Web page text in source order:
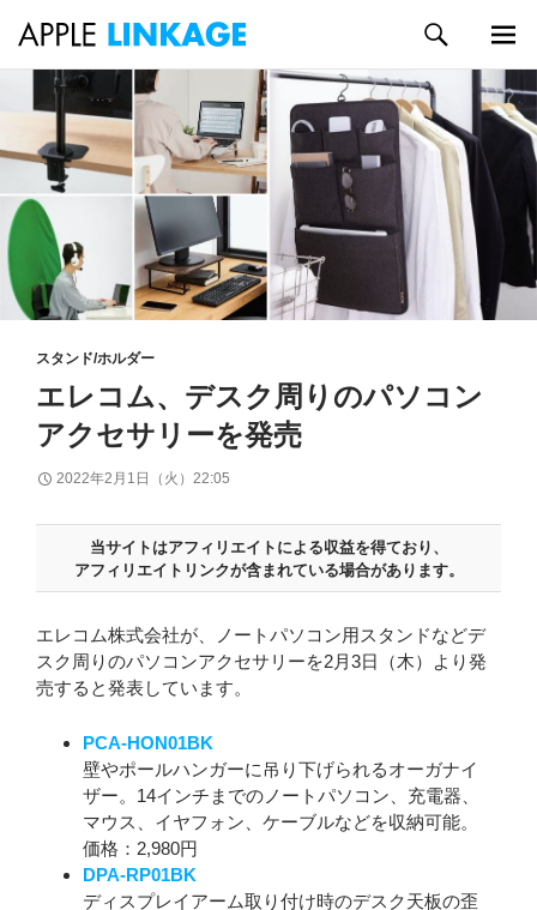
ン
へ
ス
キ
ッ
プ
索
メニュ
ー
スタンド/ホルダー
エレコム、デスク周りのパソコン
アクセサリーを発売
2022年2月1日（火）22:05
当サイトはアフィリエイトによる収益を得ており、
アフィリエイトリンクが含まれている場合があります。
エレコム株式会社が、ノートパソコン用スタンドなどデ
スク周りのパソコンアクセサリーを2月3日（木）より発
売すると発表しています。
PCA-HON01BK
壁やポールハンガーに吊り下げられるオーガナイ
ザー。14インチまでのノートパソコン、充電器、
マウス、イヤフォン、ケーブルなどを収納可能。
価格：2,980円
DPA-RP01BK
ディスプレイアーム取り付け時のデスク天板の歪